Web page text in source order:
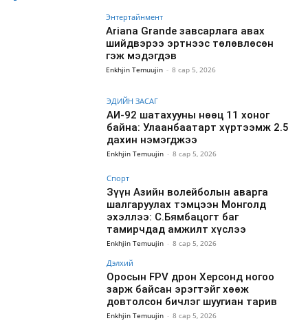
Энтертайнмент
Ariana Grande завсарлага авах
шийдвэрээ эртнээс төлөвлөсөн
гэж мэдэгдэв
Enkhjin Temuujin - 8 сар 5, 2026
ЭДИЙН ЗАСАГ
АИ-92 шатахууны нөөц 11 хоног
байна: Улаанбаатарт хүртээмж 2.5
дахин нэмэгджээ
Enkhjin Temuujin - 8 сар 5, 2026
Спорт
Зүүн Азийн волейболын аварга
шалгаруулах тэмцээн Монголд
эхэллээ: С.Бямбацогт баг
тамирчдад амжилт хүслээ
Enkhjin Temuujin - 8 сар 5, 2026
Дэлхий
Оросын FPV дрон Херсонд ногоо
зарж байсан эрэгтэйг хөөж
довтолсон бичлэг шуугиан тарив
Enkhjin Temuujin - 8 сар 5, 2026